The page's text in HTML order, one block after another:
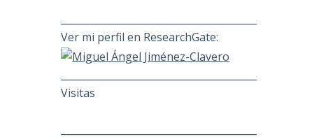
Ver mi perfil en ResearchGate:
Visitas